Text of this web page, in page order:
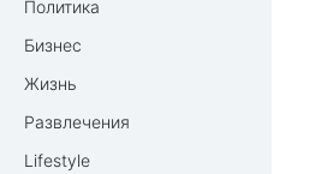
Политика
Бизнес
Жизнь
Развлечения
Lifestyle